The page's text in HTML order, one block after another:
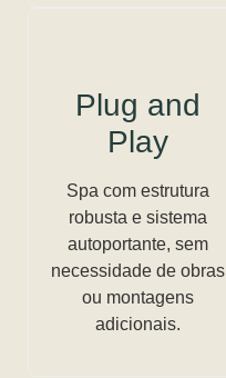
Plug and
Play
Spa com estrutura
robusta e sistema
autoportante, sem
necessidade de obras
ou montagens
adicionais.